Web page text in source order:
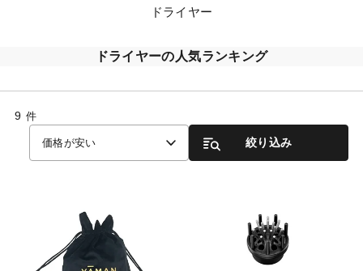
ドライヤー
ドライヤーの人気ランキング
9 件
価格が安い 絞り込み